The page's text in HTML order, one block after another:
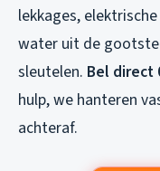
lekkages,
water uit de
sleutelen. Bel direct
hulp, we hanteren
achteraf.